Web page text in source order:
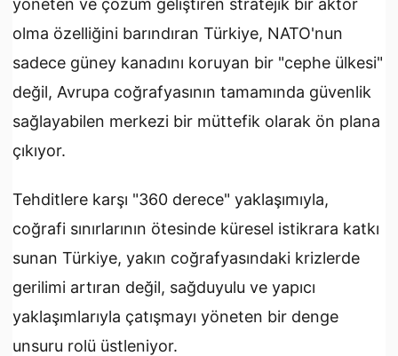
yöneten ve çözüm geliştiren stratejik bir aktör
olma özelliğini barındıran Türkiye, NATO'nun
sadece güney kanadını koruyan bir "cephe ülkesi"
değil, Avrupa coğrafyasının tamamında güvenlik
sağlayabilen merkezi bir müttefik olarak ön plana
çıkıyor.
Tehditlere karşı "360 derece" yaklaşımıyla,
coğrafi sınırlarının ötesinde küresel istikrara katkı
sunan Türkiye, yakın coğrafyasındaki krizlerde
gerilimi artıran değil, sağduyulu ve yapıcı
yaklaşımlarıyla çatışmayı yöneten bir denge
unsuru rolü üstleniyor.